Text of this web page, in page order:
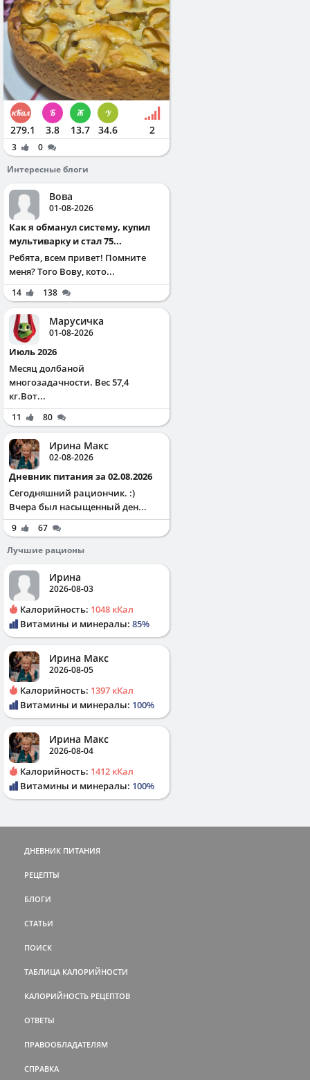
279.1 3.8 13.7 34.6 2
3
0
Интересные блоги
Вова
01-08-2026
Как я обманул систему, купил
мультиварку и стал 75...
Ребята, всем привет! Помните
меня? Того Вову, кото...
14 138
Марусичка
01-08-2026
Июль 2026
Месяц долбаной
многозадачности. Вес 57,4
кг.Вот...
11 80
Ирина Макс
02-08-2026
Дневник питания за 02.08.2026
Сегодняшний рациончик. :)
Вчера был насыщенный ден...
9
67
Лучшие рационы
Ирина
2026-08-03
Калорийность: 1048 кКал
Витамины и минералы: 85%
Ирина Макс
2026-08-05
Калорийность: 1397 кКал
Витамины и минералы: 100%
Ирина Макс
2026-08-04
Калорийность: 1412 кКал
Витамины и минералы: 100%
ДНЕВНИК ПИТАНИЯ
РЕЦЕПТЫ
БЛОГИ
СТАТЬИ
ПОИСК
ТАБЛИЦА КАЛОРИЙНОСТИ
КАЛОРИЙНОСТЬ РЕЦЕПТОВ
ОТВЕТЫ
ПРАВООБЛАДАТЕЛЯМ
СПРАВКА